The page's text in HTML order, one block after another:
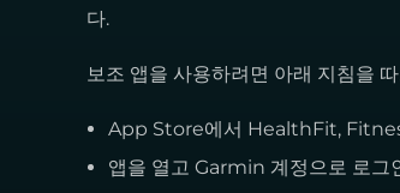
다.
보조 앱을 사용하려면 아래 지침을
App Store에서 HealthFit,
앱을 열고 Garmin 계정으로 로그